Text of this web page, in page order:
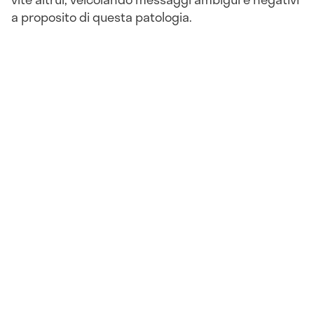
a proposito di questa patologia.